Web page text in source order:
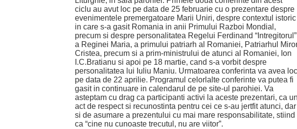
ciclu au avut loc pe data de 25 februarie cu o prezentare despre
evenimentele premergatoare Marii Uniri, despre contextul istoric
in care s-a gasit Romania in anii Primului Razboi Mondial,
precum si despre personalitatea Regelui Ferdinand
a Reginei Maria, a primului patriarh al Romaniei, Patriarhul
Cristea, precum si a prim-ministrului de atunci al Romaniei, Ion
I.C.Bratianu si apoi pe 18 martie, cand s-a vorbit despre
personalitatea lui Iuliu Maniu. Urmatoarea conferinta va avea loc
pe data de 22 aprilie. Programul celorlalte conferinte va putea fi
gasit in continuare in calendarul de pe site-ul parohiei. Va
asteptam cu drag ca participanti activi la aceste prezentari, ca
act de respect si recunostinta pentru cei ce s-au jertfit atunci, dar
si de asumare a prezentului cu mai mare responsabilitate, stiind
ca “cine nu cunoaste trecutul, nu are viitor”.